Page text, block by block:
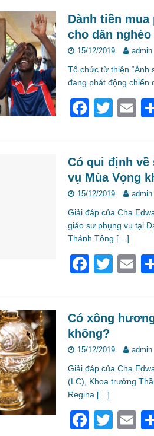
e
b
o
o
k
er
Dành tiền
cho dân nghèo
15/12/2019 admin
Tổ chức từ thiện “Ánh
đang phát động chiến
F
e
b
o
o
k
T
er
E
Có qui định về
vụ Mùa Vọng
15/12/2019 admin
Giải đáp của Cha
giáo sư phụng vụ tại
Thánh Tông […]
F
e
b
o
o
k
T
er
E
Có xông
không?
15/12/2019 admin
Giải đáp của Cha
(LC), Khoa trưởng
Regina […]
F
T
E